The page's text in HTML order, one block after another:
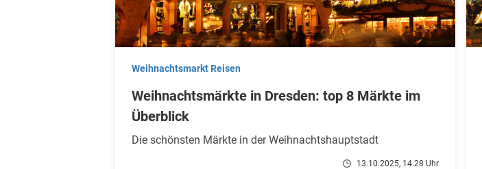
Weihnachtsmarkt Reisen
Weihnachtsmärkte in Dresden: top 8 Märkte im
Überblick
Die schönsten Märkte in der Weihnachtshauptstadt
13.10.2025, 14.28 Uhr